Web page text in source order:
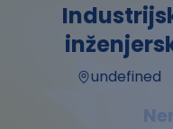
undefined